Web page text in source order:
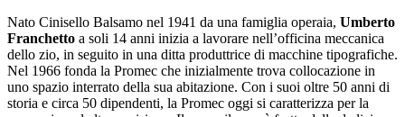
Nato Cinisello Balsamo nel 1941 da una famiglia operaia, Umberto
Franchetto a soli 14 anni inizia a lavorare nell’officina meccanica
dello zio, in seguito in una ditta produttrice di macchine tipografiche.
Nel 1966 fonda la Promec che inizialmente trova collocazione in
uno spazio interrato della sua abitazione. Con i suoi oltre 50 anni di
storia e circa 50 dipendenti, la Promec oggi si caratterizza per la